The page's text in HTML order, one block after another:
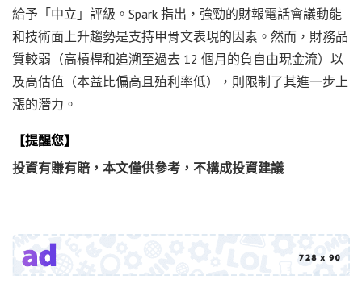
給予「中立」評級。Spark 指出，強勁的財報電話會議動能
和技術面上升趨勢是支持甲骨文表現的因素。然而，財務品
質較弱（高槓桿和追溯至過去 12 個月的負自由現金流）以
及高估值（本益比偏高且殖利率低），則限制了其進一步上
漲的潛力。
【提醒您】
投資有賺有賠，本文僅供參考，不構成投資建議